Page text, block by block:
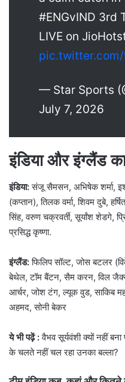
#ENGvIND 3rd
LIVE on
pic.twitter.com/
— Star Sports
July 7, 2026
इंडिया और इंग्लैंड
इंडिया: संजू सैमसन, अभिषेक शर्मा,
(कप्तान), तिलक वर्मा, शिवम दुबे,
सिंह, वरुण चक्रवर्ती, सूर्यांश शेडगे,
प्रसिद्ध कृष्णा.
इंग्लैंड: फिलिप सॉल्ट, जोस बटलर
बेथेल, टॉम बैंटन, सैम करन, विल
आर्चर, जोश टंग, ल्यूक वुड, साकिब
अहमद, सोनी बेकर
ये भी पढ़ें :वैभव सूर्यवंशी क्यों नहीं
के चलते नहीं चल रहा उनका बल्ला?